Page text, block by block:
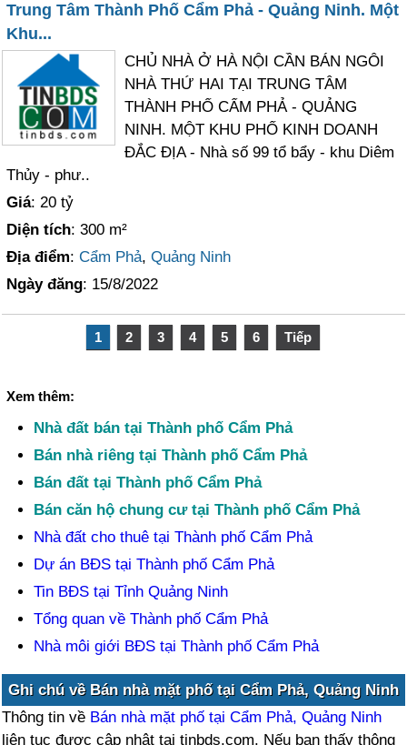
Trung Tâm Thành Phố Cẩm Phả - Quảng Ninh. Một
Khu...
CHỦ NHÀ Ở HÀ NỘI CẦN BÁN NGÔI
NHÀ THỨ HAI TẠI TRUNG TÂM
THÀNH PHỐ CẨM PHẢ - QUẢNG
NINH. MỘT KHU PHỐ KINH DOANH
ĐẮC ĐỊA - Nhà số 99 tổ bẩy - khu Diêm
Thủy - phư..
Giá: 20 tỷ
Diện tích: 300 m²
Địa điểm:Cẩm Phả,Quảng Ninh
Ngày đăng: 15/8/2022
1 2 3 4 5 6 Tiếp
Xem thêm:
Nhà đất bán tại Thành phố Cẩm Phả
Bán nhà riêng tại Thành phố Cẩm Phả
Bán đất tại Thành phố Cẩm Phả
Bán căn hộ chung cư tại Thành phố Cẩm Phả
Nhà đất cho thuê tại Thành phố Cẩm Phả
Dự án BĐS tại Thành phố Cẩm Phả
Tin BĐS tại Tỉnh Quảng Ninh
Tổng quan về Thành phố Cẩm Phả
Nhà môi giới BĐS tại Thành phố Cẩm Phả
Ghi chú về Bán nhà mặt phố tại Cẩm Phả, Quảng Ninh
Thông tin về Bán nhà mặt phố tại Cẩm Phả, Quảng Ninh
liên tục được cập nhật tại tinbds.com. Nếu bạn thấy thông